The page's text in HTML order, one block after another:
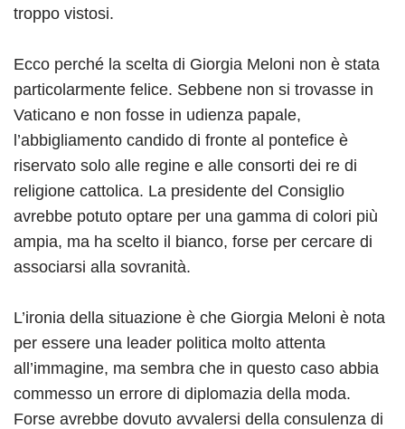
troppo vistosi.
Ecco perché la scelta di Giorgia Meloni non è stata
particolarmente felice. Sebbene non si trovasse in
Vaticano e non fosse in udienza papale,
l’abbigliamento candido di fronte al pontefice è
riservato solo alle regine e alle consorti dei re di
religione cattolica. La presidente del Consiglio
avrebbe potuto optare per una gamma di colori più
ampia, ma ha scelto il bianco, forse per cercare di
associarsi alla sovranità.
L’ironia della situazione è che Giorgia Meloni è nota
per essere una leader politica molto attenta
all’immagine, ma sembra che in questo caso abbia
commesso un errore di diplomazia della moda.
Forse avrebbe dovuto avvalersi della consulenza di